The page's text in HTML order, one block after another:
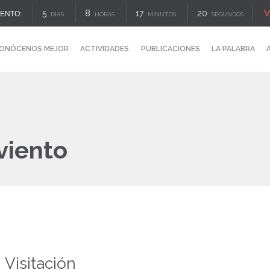
5 DÍAS 8 HORAS 17 MINUTOS 19 SEGUNDOS
MEJOR ACTIVIDADES PUBLICACIONES LA PALABRA
Visitación